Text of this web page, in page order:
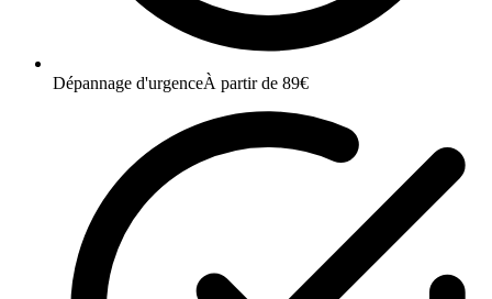
Dépannage d'urgenceÀ partir de 89€